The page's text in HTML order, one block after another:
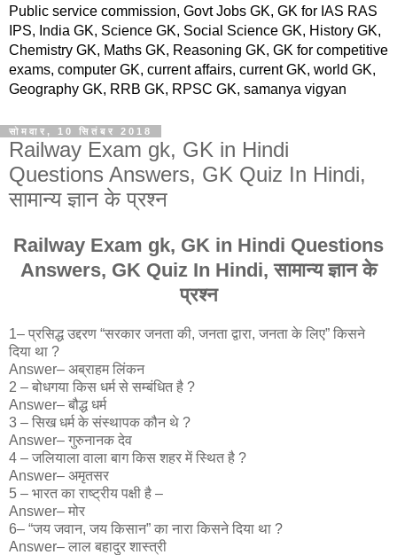
Public service commission, Govt Jobs GK, GK for IAS RAS
IPS, India GK, Science GK, Social Science GK, History GK,
Chemistry GK, Maths GK, Reasoning GK, GK for competitive
exams, computer GK, current affairs, current GK, world GK,
Geography GK, RRB GK, RPSC GK, samanya vigyan
सोमवार, 10 सितंबर 2018
Railway Exam gk, GK in Hindi
Questions Answers, GK Quiz In Hindi,
सामान्य ज्ञान के प्रश्न
Railway Exam gk, GK in Hindi Questions
Answers, GK Quiz In Hindi, सामान्य ज्ञान के
प्रश्न
1– प्रसिद्ध उद्दरण “सरकार जनता की, जनता द्वारा, जनता के लिए” किसने
दिया था ?
Answer– अब्राहम लिंकन
2 – बोधगया किस धर्म से सम्बंधित है ?
Answer– बौद्ध धर्म
3 – सिख धर्म के संस्थापक कौन थे ?
Answer– गुरुनानक देव
4 – जलियाला वाला बाग किस शहर में स्थित है ?
Answer– अमृतसर
5 – भारत का राष्ट्रीय पक्षी है –
Answer– मोर
6– “जय जवान, जय किसान” का नारा किसने दिया था ?
Answer– लाल बहादुर शास्त्री